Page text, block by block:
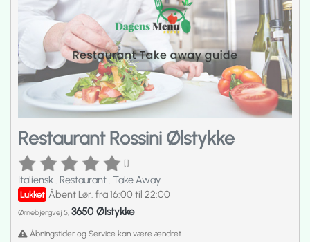
Restaurant Rossini Ølstykke
[]
Italiensk. Restaurant. Take Away
Lukket Åbent Lør. fra 16:00 til 22:00
Ørnebjergvej 5, 3650 Ølstykke
Åbningstider og Service kan være ændret